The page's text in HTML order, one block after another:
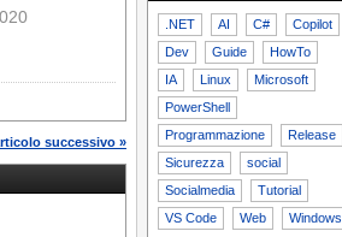
successivo »
.NET AI C#
Copilot
Dev
Guide
HowTo
IA
Linux
Microsoft
PowerShell
Programmazione
Release
Sicurezza
social
Socialmedia
Tutorial
VS Code
Web Windows